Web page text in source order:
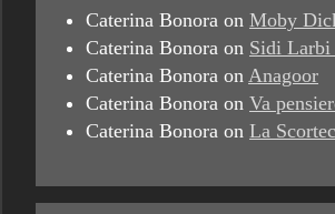
Caterina Bonora onMoby
Caterina Bonora on Sidi Larbi
Caterina Bonora onAnagoor
Caterina Bonora onVa
Caterina Bonora onLa